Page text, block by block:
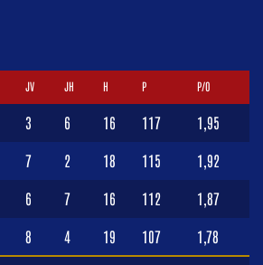
JV JH H P P/O
3 6 16 117 1,95
7 2 18 115 1,92
6 7 16 112 1,87
8 4 19 107 1,78